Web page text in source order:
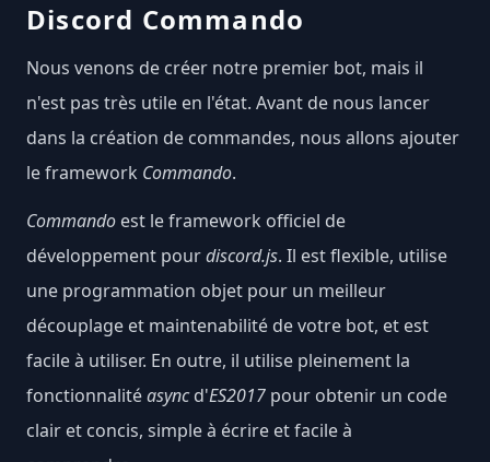
Discord Commando
Nous venons de créer notre premier bot, mais il
n'est pas très utile en l'état. Avant de nous lancer
dans la création de commandes, nous allons ajouter
le framework Commando.
Commando est le framework officiel de
développement pourdiscord.js. Il est flexible, utilise
une programmation objet pour un meilleur
découplage et maintenabilité de votre bot, et est
facile à utiliser. En outre, il utilise pleinement la
fonctionnalitéasyncd'ES2017 pour obtenir un code
clair et concis, simple à écrire et facile à